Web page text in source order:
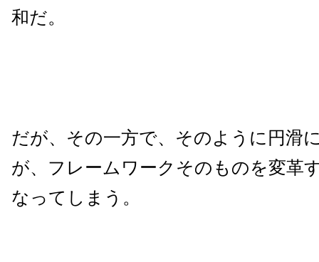
和だ。
だが、その一方で、そのように円滑
が、フレームワークそのものを変革
なってしまう。